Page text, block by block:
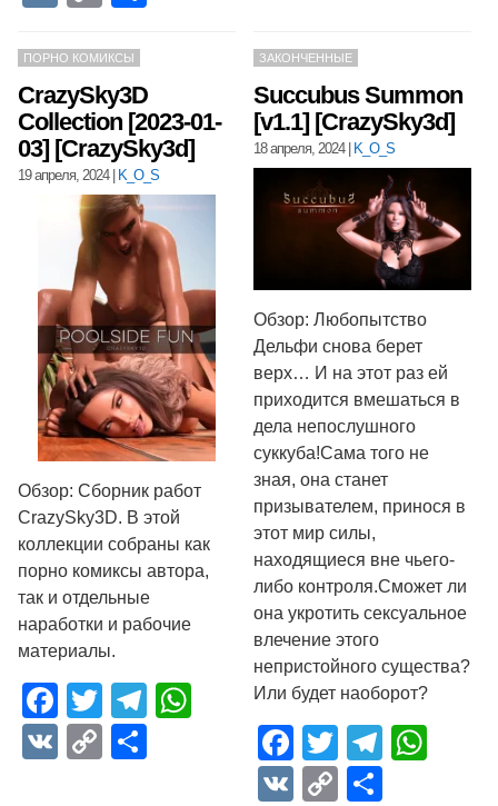
ПОРНО КОМИКСЫ
CrazySky3D
Collection [2023-01-
03] [CrazySky3d]
19 апреля, 2024| K_O_S
Обзор: Сборник работ
CrazySky3D.​ В этой
коллекции собраны как
порно комиксы автора,
так и отдельные
наработки и рабочие
материалы.
Facebook
TwitterTelegram
WhatsApp
VK CopyОтправить
ЗАКОНЧЕННЫЕ
Succubus Summon
[v1.1] [CrazySky3d]
18 апреля, 2024| K_O_S
Обзор: Любопытство
Дельфи снова берет
верх… И на этот раз ей
приходится вмешаться в
дела непослушного
суккуба!Сама того не
зная, она станет
призывателем, принося в
этот мир силы,
находящиеся вне чьего-
либо контроля.Сможет ли
она укротить сексуальное
влечение этого
непристойного существа?
Или будет наоборот?
Facebook
Twitter
VK Copy